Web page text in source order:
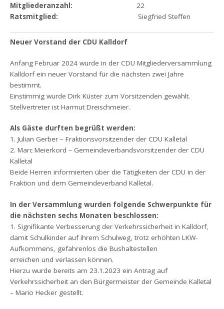
Mitgliederanzahl: 22
Ratsmitglied: Siegfried Steffen
Neuer Vorstand der CDU Kalldorf
Anfang Februar 2024 wurde in der CDU Mitgliederversammlung
Kalldorf ein neuer Vorstand für die nächsten zwei Jahre
bestimmt.
Einstimmig wurde Dirk Küster zum Vorsitzenden gewählt.
Stellvertreter ist Harmut Dreischmeier.
Als Gäste durften begrüßt werden:
1. Julian Gerber – Fraktionsvorsitzender der CDU Kalletal
2. Marc Meierkord – Gemeindeverbandsvorsitzender der CDU
Kalletal
Beide Herren informierten über die Tätigkeiten der CDU in der
Fraktion und dem Gemeindeverband Kalletal.
In der Versammlung wurden folgende Schwerpunkte für
die nächsten sechs Monaten beschlossen:
1. Signifikante Verbesserung der Verkehrssicherheit in Kalldorf,
damit Schulkinder auf ihrem Schulweg, trotz erhöhten LKW-
Aufkommens, gefahrenlos die Bushaltestellen
erreichen und verlassen können.
Hierzu wurde bereits am 23.1.2023 ein Antrag auf
Verkehrssicherheit an den Bürgermeister der Gemeinde Kalletal
– Mario Hecker gestellt.